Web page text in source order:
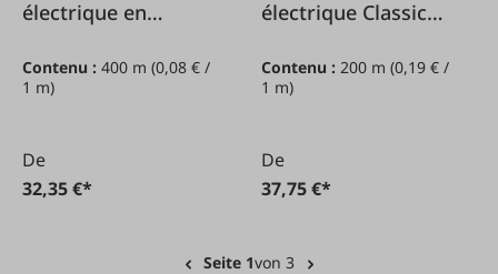
électrique en
mm/400 m
Contenu : 400 m (0,08 € /
1 m)
De
32,35 €*
électrique Classic
Contenu : 200 m(0,19 € /
1 m)
De
37,75 €*
Seite 1von 3